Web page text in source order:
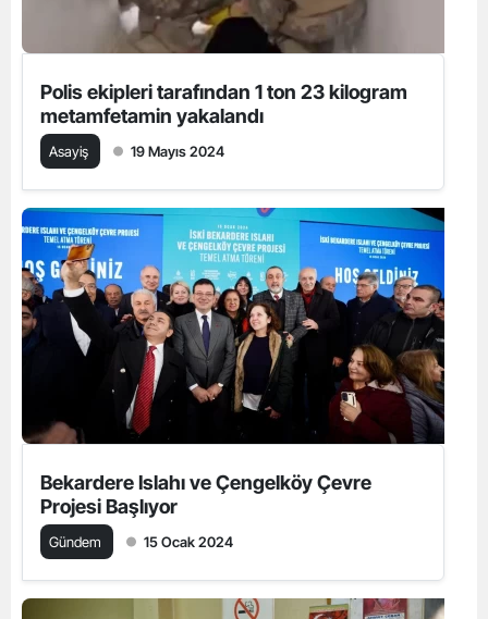
Polis ekipleri tarafından 1 ton 23 kilogram
metamfetamin yakalandı
Asayiş 19 Mayıs 2024
Bekardere Islahı ve Çengelköy Çevre
Projesi Başlıyor
Gündem 15 Ocak 2024